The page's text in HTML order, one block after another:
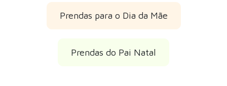
Prendas para o Dia da Mãe
Prendas do Pai Natal